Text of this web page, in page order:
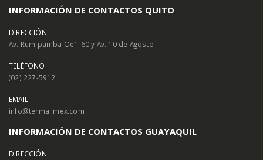
INFORMACIÓN DE CONTACTOS QUITO
DIRECCIÓN
Av. Rumipamba Oe1-60 y Av. 10 de Agosto
TELÉFONO
(02) 227-5912
EMAIL
info@termalimex.com
INFORMACIÓN DE CONTACTOS GUAYAQUIL
DIRECCIÓN